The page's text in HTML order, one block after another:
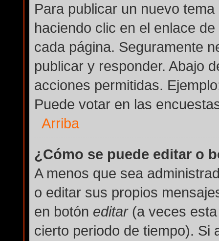
Para publicar un nuevo
haciendo clic en el enlace
cada página. Seguramente
publicar y responder. Abajo
acciones permitidas.
Puede votar en las
Arriba
¿Cómo se puede editar o
A menos que sea
o editar sus propios
en botón editar(a veces esta
cierto periodo de tiempo). Si